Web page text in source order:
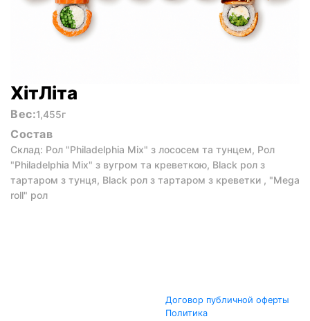
ХітЛіта
Вес:1,455г
Состав
Склад: Рол "Philadelphia Mix" з лососем та тунцем, Рол
"Philadelphia Mix" з вугром та креветкою, Black рол з
тартаром з тунця, Black рол з тартаром з креветки , "Mega
roll" рол
Договор публичной оферты
Политика